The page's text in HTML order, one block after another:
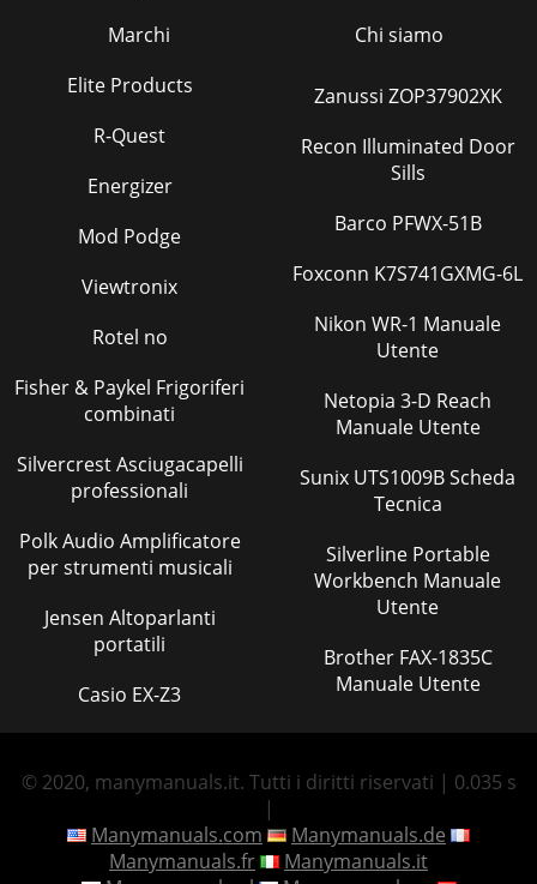
Marchi
Chi siamo
Elite Products
R-Quest
Energizer
Mod Podge
Viewtronix
Rotel no
Fisher & Paykel Frigoriferi
combinati
Silvercrest Asciugacapelli
professionali
Polk Audio Amplificatore
per strumenti musicali
Jensen Altoparlanti
portatili
Casio EX-Z3
Zanussi ZOP37902XK
Recon Illuminated Door
Sills
Barco PFWX-51B
Foxconn K7S741GXMG-6L
Nikon WR-1 Manuale
Utente
Netopia 3-D Reach
Manuale Utente
Sunix UTS1009B Scheda
Tecnica
Silverline Portable
Workbench Manuale
Utente
Brother FAX-1835C
Manuale Utente
© 2020, manymanuals.it. Tutti i diritti riservati | 0.035 s
|
Manymanuals.com
Manymanuals.de
Manymanuals.fr
Manymanuals.it